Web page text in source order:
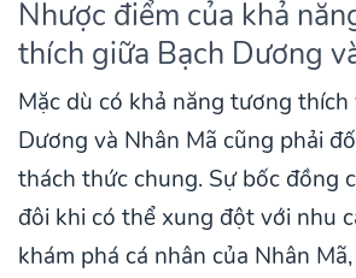
Nhược điểm của khả
thích giữa Bạch Dương
Mặc dù có khả năng tương
Dương và Nhân Mã cũng phải
thách thức chung. Sự bốc đồng
đôi khi có thể xung đột với nhu
khám phá cá nhân của Nhân